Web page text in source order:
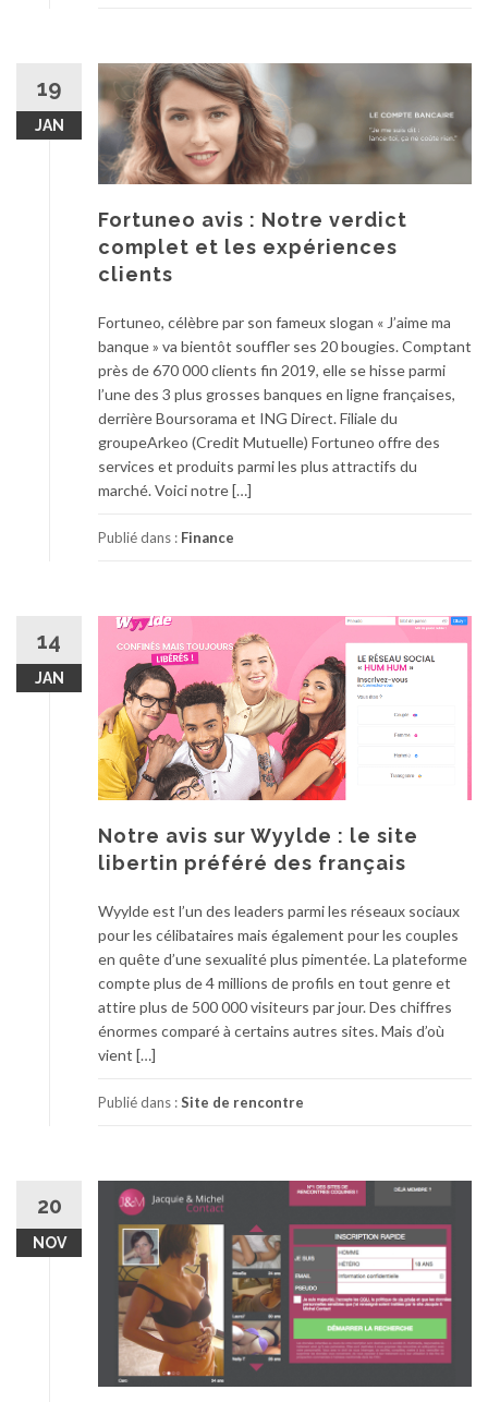
19
JAN
Fortuneo avis : Notre verdict
complet et les expériences
clients
Fortuneo, célèbre par son fameux slogan « J’aime ma
banque » va bientôt souffler ses 20 bougies. Comptant
près de 670 000 clients fin 2019, elle se hisse parmi
l’une des 3 plus grosses banques en ligne françaises,
derrière Boursorama et ING Direct. Filiale du
groupeArkeo (Credit Mutuelle) Fortuneo offre des
services et produits parmi les plus attractifs du
marché. Voici notre […]
Publié dans : Finance
14
JAN
Notre avis sur Wyylde : le site
libertin préféré des français
Wyylde est l’un des leaders parmi les réseaux sociaux
pour les célibataires mais également pour les couples
en quête d’une sexualité plus pimentée. La plateforme
compte plus de 4 millions de profils en tout genre et
attire plus de 500 000 visiteurs par jour. Des chiffres
énormes comparé à certains autres sites. Mais d’où
vient […]
Publié dans :Site de rencontre
20
NOV